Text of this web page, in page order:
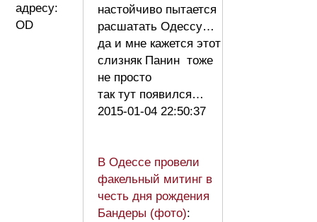
адресу:
OD
настойчиво пытается
расшатать Одессу…
да и мне кажется этот
слизняк Панин тоже
не просто
так тут появился…
2015-01-04 22:50:37
В Одессе провели
факельный митинг в
честь дня рождения
Бандеры (фото):